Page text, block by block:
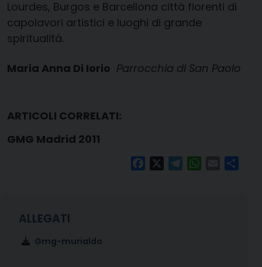
Lourdes, Burgos e Barcellona città fiorenti di
capolavori artistici e luoghi di grande
spiritualità.
Maria Anna Di Iorio Parrocchia di San Paolo
ARTICOLI CORRELATI:
GMG Madrid 2011
FacebookTelegramWhatsApp
Email
Gmg-murialdo